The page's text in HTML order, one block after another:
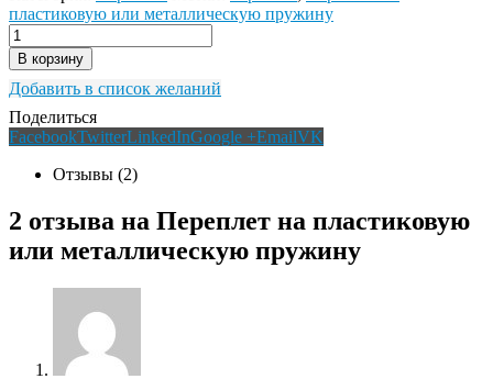
пластиковую или металлическую пружину
В корзину
Добавить в список желаний
Поделиться
FacebookTwitterLinkedInGoogle +EmailVK
Отзывы (2)
2 отзыва на Переплет на пластиковую
или металлическую пружину